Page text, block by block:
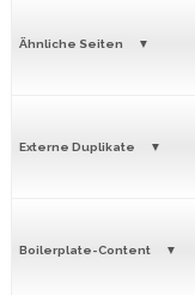
Ähnliche Seiten
Externe Duplikate
Boilerplate-Content